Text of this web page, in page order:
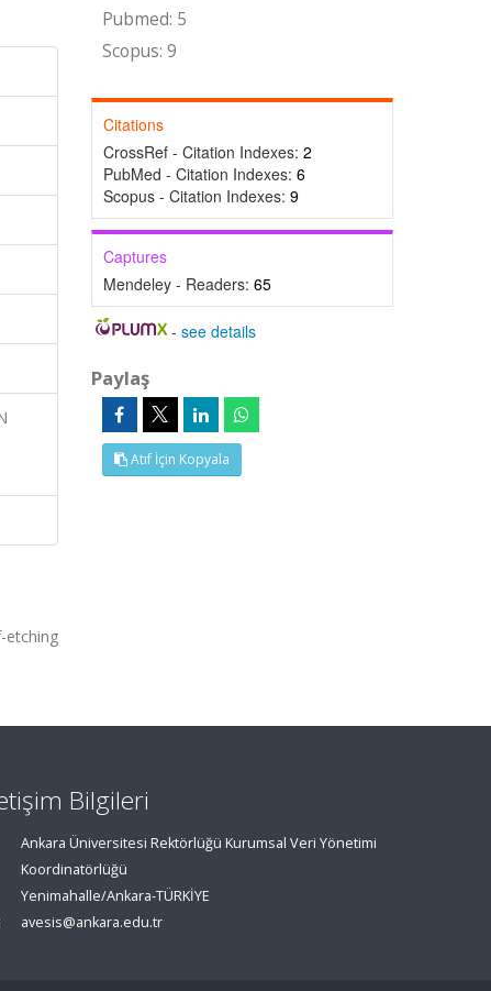
Pubmed: 5
Scopus: 9
Citations
CrossRef - Citation Indexes: 2
PubMed - Citation Indexes: 6
Scopus - Citation Indexes: 9
Captures
Mendeley - Readers: 65
-see details
Paylaş
Atıf İçin Kopyala
Bilgileri
Ankara Üniversitesi Rektörlüğü Kurumsal Veri Yönetimi
Koordinatörlüğü
Yenimahalle/Ankara-TÜRKİYE
avesis@ankara.edu.tr